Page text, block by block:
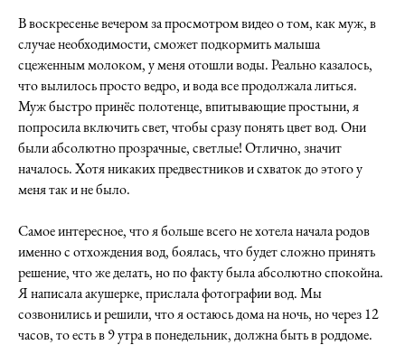
В воскресенье вечером за просмотром видео о том, как муж, в
случае необходимости, сможет подкормить малыша
сцеженным молоком, у меня отошли воды. Реально казалось,
что вылилось просто ведро, и вода все продолжала литься.
Муж быстро принёс полотенце, впитывающие простыни, я
попросила включить свет, чтобы сразу понять цвет вод. Они
были абсолютно прозрачные, светлые! Отлично, значит
началось. Хотя никаких предвестников и схваток до этого у
меня так и не было.
Самое интересное, что я больше всего не хотела начала родов
именно с отхождения вод, боялась, что будет сложно принять
решение, что же делать, но по факту была абсолютно спокойна.
Я написала акушерке, прислала фотографии вод. Мы
созвонились и решили, что я остаюсь дома на ночь, но через 12
часов, то есть в 9 утра в понедельник, должна быть в роддоме.